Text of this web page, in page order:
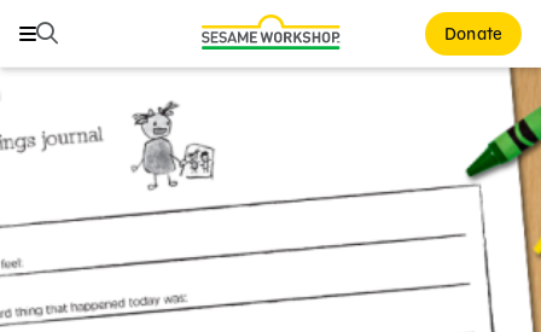
Buscar Donate
Buscar
ABCs and 123s
Healthy Minds and Bodies
Courses and Webinars